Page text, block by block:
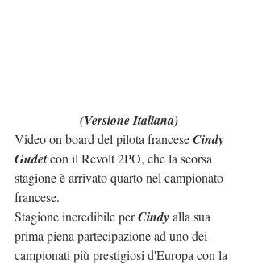
(Versione Italiana)
Video on board del pilota francese Cindy
Gudet con il Revolt 2PO, che la scorsa
stagione è arrivato quarto nel campionato
francese.
Stagione incredibile per Cindy alla sua
prima piena partecipazione ad uno dei
campionati più prestigiosi d'Europa con la